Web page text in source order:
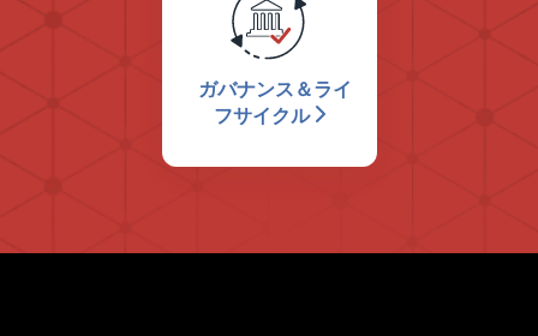
ガバナンス＆ライ
フサイクル